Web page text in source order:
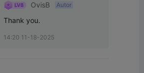
OvisB Autor
Thank you.
14:20 11-18-2025